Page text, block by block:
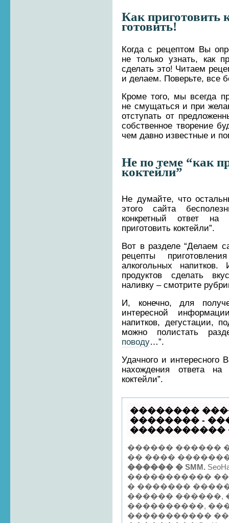
Как приготовить
готовить!
Когда с рецептом Вы
не только узнать, как
сделать это! Читаем
и делаем. Поверьте, все
Кроме того, мы всегда
не смущаться и при
отступать от
собственное творение
чем давно известные и
Не по теме “как
коктейли”
Не думайте, что
этого сайта
конкретный ответ на
приготовить коктейли”.
Вот в разделе “Делаем
рецепты
алкогольных
продуктов сделать
наливку – смотрите
И, конечно, для
интересной
напитков, дегустации,
можно полистать
поводу…”.
Удачного и интересного
нахождения ответа на
коктейли”.
��������
�������� -
����������� ��
������ ������
�� ����
������ � SMM.
�����������
� �������
������ ������,
����������,
�����������